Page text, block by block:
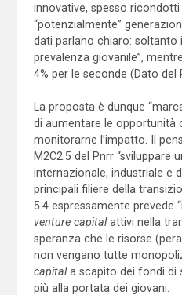
innovative, spesso
“potenzialmente”
dati parlano chiaro: soltanto
prevalenza giovanile”,
4% per le seconde (Dato del
La proposta è dunque
di aumentare le opportunità
monitorarne l’impatto. Il
M2C2.5 del Pnrr “sviluppare
internazionale, industriale e
principali filiere della
5.4 espressamente prevede
venture capitalattivi nella
speranza che le risorse
non vengano tutte
capitala scapito dei fondi di
più alla portata dei giovani.